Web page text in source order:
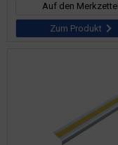
Auf den Merkzettel
Zum Produkt